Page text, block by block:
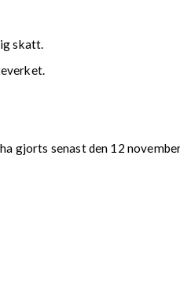
skatt.
gjorts senast den 12